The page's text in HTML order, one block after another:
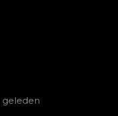
geleden